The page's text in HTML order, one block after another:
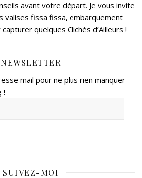
avant votre départ. Je vous invite
valises fissa fissa, embarquement
quelques Clichés d’Ailleurs !
NEWSLETTER
mail pour ne plus rien manquer
!
SUIVEZ-MOI